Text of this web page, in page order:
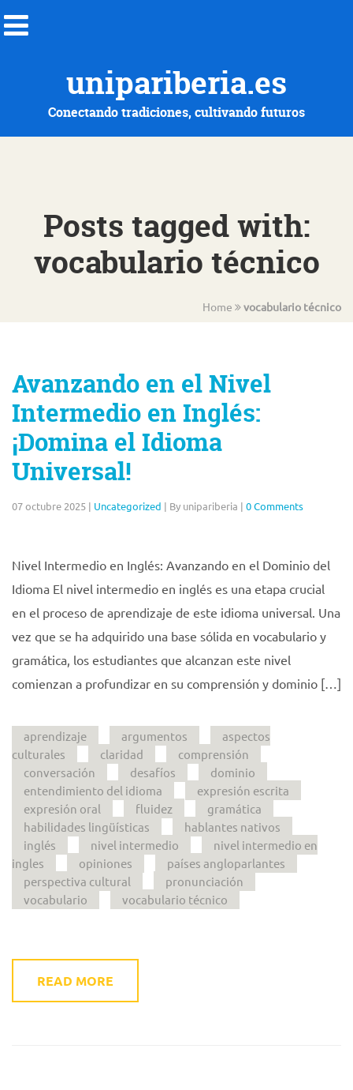
unipariberia.es
Conectando tradiciones, cultivando futuros
Posts tagged with:
vocabulario técnico
Home vocabulario técnico
Avanzando en el Nivel
Intermedio en Inglés:
¡Domina el Idioma
Universal!
07 octubre 2025 | Uncategorized | By unipariberia | 0 Comments
Nivel Intermedio en Inglés: Avanzando en el Dominio del
Idioma El nivel intermedio en inglés es una etapa crucial
en el proceso de aprendizaje de este idioma universal. Una
vez que se ha adquirido una base sólida en vocabulario y
gramática, los estudiantes que alcanzan este nivel
comienzan a profundizar en su comprensión y dominio […]
aprendizaje argumentos
aspectos
culturales
claridad
comprensión
conversación
desafíos
dominio
entendimiento del idioma
expresión escrita
expresión oral
fluidez
gramática
habilidades lingüísticas
hablantes nativos
inglés
nivel intermedio
nivel intermedio en
ingles
opiniones
países angloparlantes
perspectiva cultural
pronunciación
vocabulario
vocabulario técnico
READ MORE